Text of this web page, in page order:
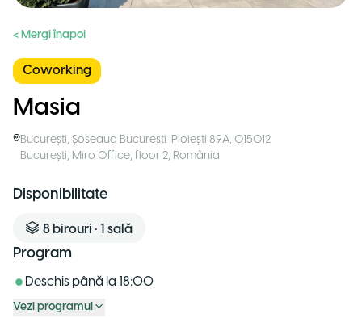
< Mergi înapoi
Coworking
Masia
București, Șoseaua București-Ploiești 89A, 015012
București, Miro Office, floor 2, România
Disponibilitate
8 birouri • 1 sală
Program
Deschis până la 18:00
Vezi programul